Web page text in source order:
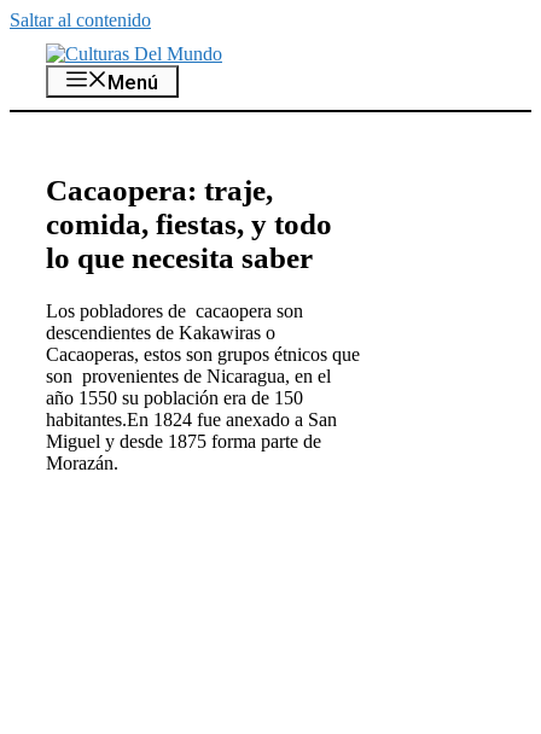
Saltar al contenido
Menú
Cacaopera: traje,
comida, fiestas, y todo
lo que necesita saber
Los pobladores de cacaopera son
descendientes de Kakawiras o
Cacaoperas, estos son grupos étnicos que
son provenientes de Nicaragua, en el
año 1550 su población era de 150
habitantes.En 1824 fue anexado a San
Miguel y desde 1875 forma parte de
Morazán.